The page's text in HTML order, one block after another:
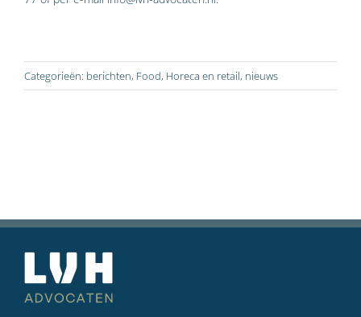
Categorieën: berichten, Food, Horeca en retail, nieuws